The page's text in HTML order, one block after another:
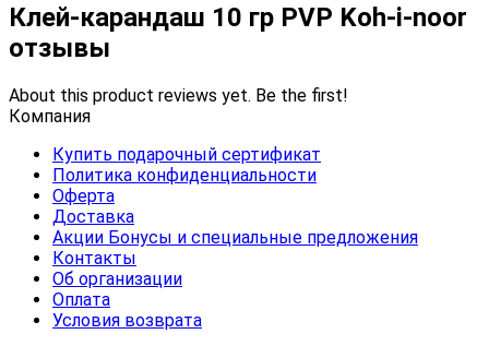
Клей-карандаш 10 гр PVP Koh-i-noor
отзывы
About this product reviews yet. Be the first!
Компания
Купить подарочный сертификат
Политика конфиденциальности
Оферта
Доставка
Акции Бонусы и специальные предложения
Контакты
Об организации
Оплата
Условия возврата